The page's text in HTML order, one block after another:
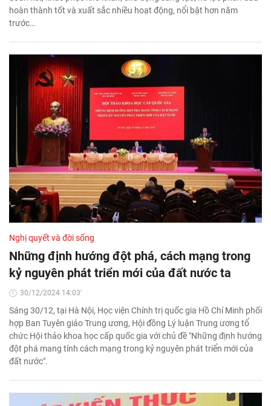
hoàn thành tốt và xuất sắc nhiều hoạt động, nổi bật hơn năm
trước…
Nghị quyết và đời sống
Những định hướng đột phá, cách mạng trong
kỷ nguyên phát triển mới của đất nước ta
30/12/2024 14:03'
Sáng 30/12, tại Hà Nội, Học viện Chính trị quốc gia Hồ Chí Minh phối
hợp Ban Tuyên giáo Trung ương, Hội đồng Lý luận Trung ương tổ
chức Hội thảo khoa học cấp quốc gia với chủ đề "Những định hướng
đột phá mang tính cách mạng trong kỷ nguyên phát triển mới của
đất nước".